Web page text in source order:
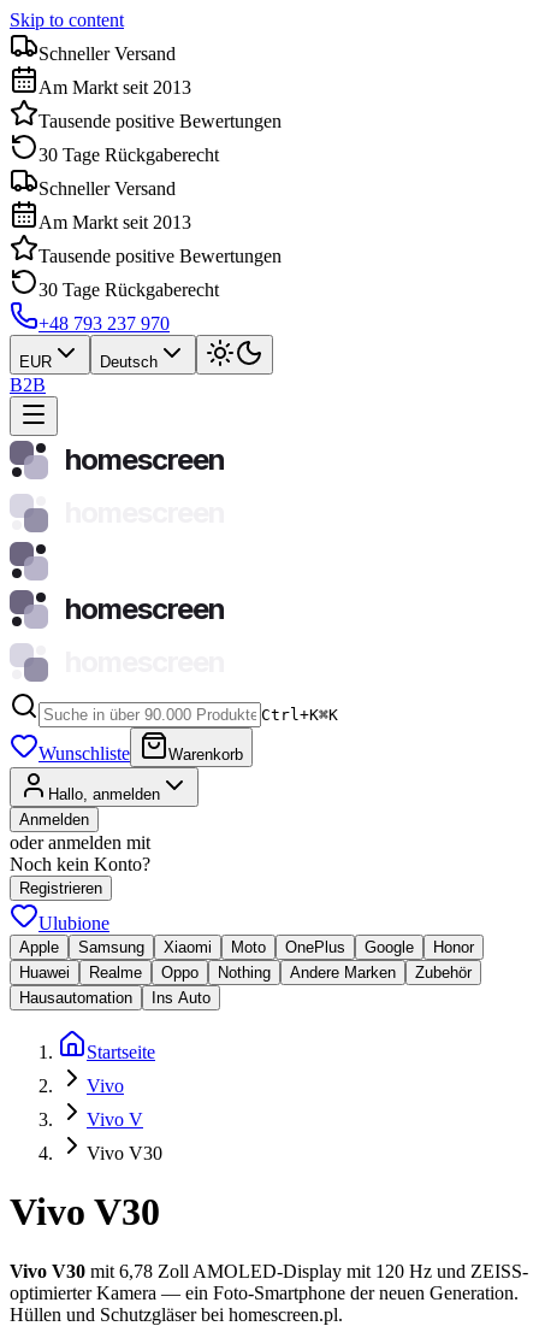
Skip to content
Schneller Versand
Am Markt seit 2013
Tausende positive Bewertungen
30 Tage Rückgaberecht
Schneller Versand
Am Markt seit 2013
Tausende positive Bewertungen
30 Tage Rückgaberecht
+48 793 237 970
EUR Deutsch
B2B
homescreen
homescreen
Ctrl+K⌘K
Wunschliste Warenkorb
Hallo, anmelden
Anmelden
oder anmelden mit
Noch kein Konto?
Registrieren
Ulubione
Apple Samsung Xiaomi Moto OnePlus Google
Honor
Huawei
Realme Oppo Nothing Andere Marken
Zubehör
Hausautomation
Ins Auto
Startseite
Vivo
Vivo V
Vivo V30
Vivo V30
Vivo V30 mit 6,78 Zoll AMOLED-Display mit 120 Hz und ZEISS-
optimierter Kamera — ein Foto-Smartphone der neuen Generation.
Hüllen und Schutzgläser bei homescreen.pl.